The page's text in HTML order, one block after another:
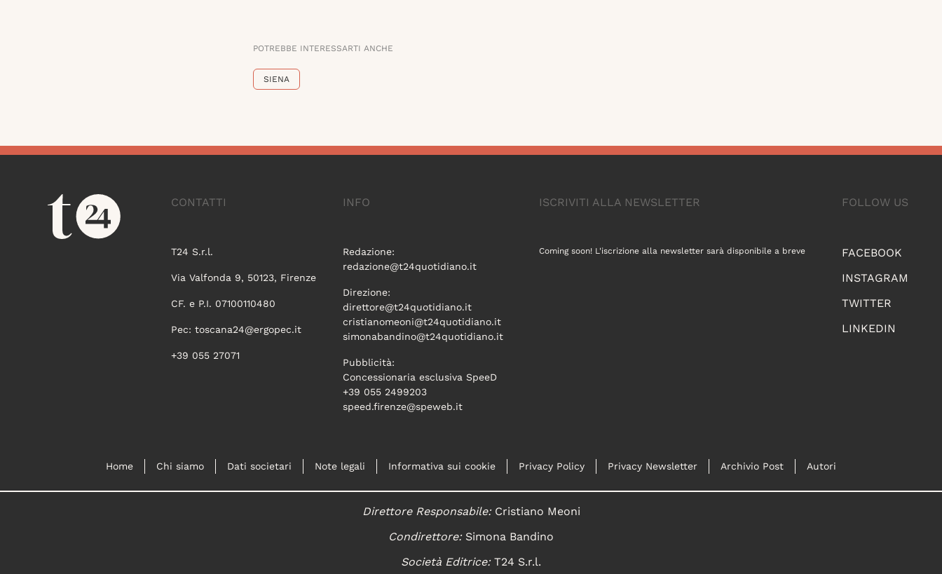
POTREBBE INTERESSARTI ANCHE
SIENA
CONTATTI
T24 S.r.l.
Via Valfonda 9, 50123, Firenze
CF. e P.I. 07100110480
Pec: toscana24@ergopec.it
+39 055 27071
INFO
Redazione:
redazione@t24quotidiano.it
Direzione:
direttore@t24quotidiano.it
cristianomeoni@t24quotidiano.it
simonabandino@t24quotidiano.it
Pubblicità:
Concessionaria esclusiva SpeeD
+39 055 2499203
speed.firenze@speweb.it
FOLLOW US
FACEBOOK
INSTAGRAM
TWITTER
LINKEDIN
ISCRIVITI ALLA NEWSLETTER
Coming soon! L'iscrizione alla newsletter sarà disponibile a breve
Home Chi siamo Dati societari Note legali Informativa sui cookie Privacy Policy Privacy Newsletter Archivio Post Autori
Direttore Responsabile:Cristiano Meoni
Condirettore:Simona Bandino
Società Editrice:T24 S.r.l.